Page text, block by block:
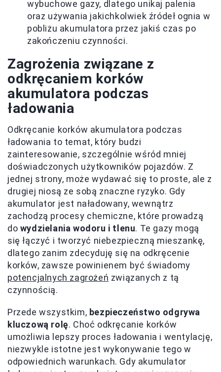
wybuchowe gazy, dlatego unikaj palenia
oraz używania jakichkolwiek źródeł ognia w
pobliżu akumulatora przez jakiś czas po
zakończeniu czynności.
Zagrożenia związane z
odkręcaniem korków
akumulatora podczas
ładowania
Odkręcanie korków akumulatora podczas
ładowania to temat, który budzi
zainteresowanie, szczególnie wśród mniej
doświadczonych użytkowników pojazdów. Z
jednej strony, może wydawać się to proste, ale z
drugiej niosą ze sobą znaczne ryzyko. Gdy
akumulator jest naładowany, wewnątrz
zachodzą procesy chemiczne, które prowadzą
do wydzielania wodoru i tlenu. Te gazy mogą
się łączyć i tworzyć niebezpieczną mieszankę,
dlatego zanim zdecyduję się na odkręcenie
korków, zawsze powinienem być świadomy
potencjalnych zagrożeń związanych z tą
czynnością.
Przede wszystkim, bezpieczeństwo odgrywa
kluczową rolę. Choć odkręcanie korków
umożliwia lepszy proces ładowania i wentylację,
niezwykle istotne jest wykonywanie tego w
odpowiednich warunkach. Gdy akumulator